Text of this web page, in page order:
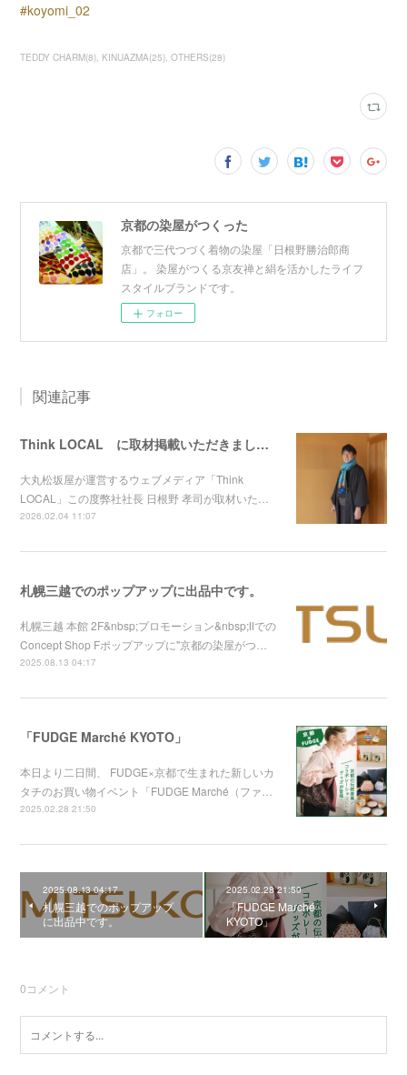
#koyomi_02
TEDDY CHARM(8) KINUAZMA(25) OTHERS(28)
京都の染屋がつくった
京都で三代つづく着物の染屋「日根野勝治郎商
店」。 染屋がつくる京友禅と絹を活かしたライフ
スタイルブランドです。
フォロー
関連記事
Think LOCAL に取材掲載いただきました！
大丸松坂屋が運営するウェブメディア「Think
LOCAL」この度弊社社長 日根野 孝司が取材いた…
2026.02.04 11:07
札幌三越でのポップアップに出品中です。
札幌三越 本館 2F&nbsp;プロモーション&nbsp;Ⅱでの
Concept Shop Fポップアップに"京都の染屋がつ…
2025.08.13 04:17
「FUDGE Marché KYOTO」
本日より二日間、 FUDGE×京都で生まれた新しいカ
タチのお買い物イベント「FUDGE Marché（ファ…
2025.02.28 21:50
2025.08.13 04:17
札幌三越でのポップアップ
に出品中です。
2025.02.28 21:50
「FUDGE Marché
KYOTO」
0コメント